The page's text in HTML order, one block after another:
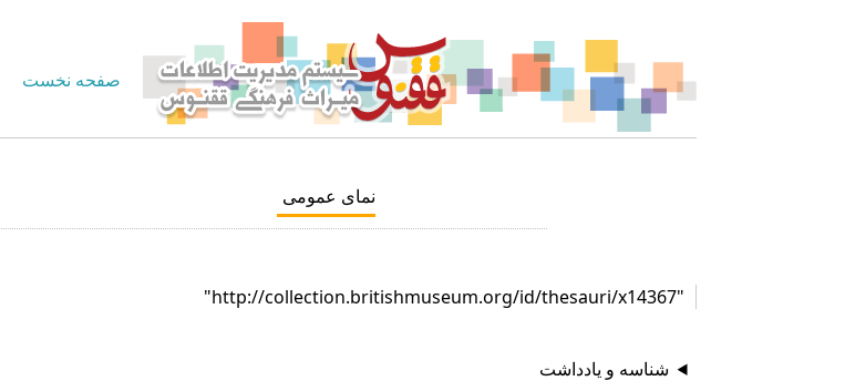
صفحه نخست
نمای عمومی
"http://collection.britishmuseum.org/id/thesauri/x14367"
شناسه و یادداشت